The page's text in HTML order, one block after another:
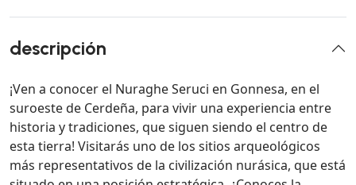
descripción
¡Ven a conocer el Nuraghe Seruci en Gonnesa, en el
suroeste de Cerdeña, para vivir una experiencia entre
historia y tradiciones, que siguen siendo el centro de
esta tierra! Visitarás uno de los sitios arqueológicos
más representativos de la civilización nurásica, que está